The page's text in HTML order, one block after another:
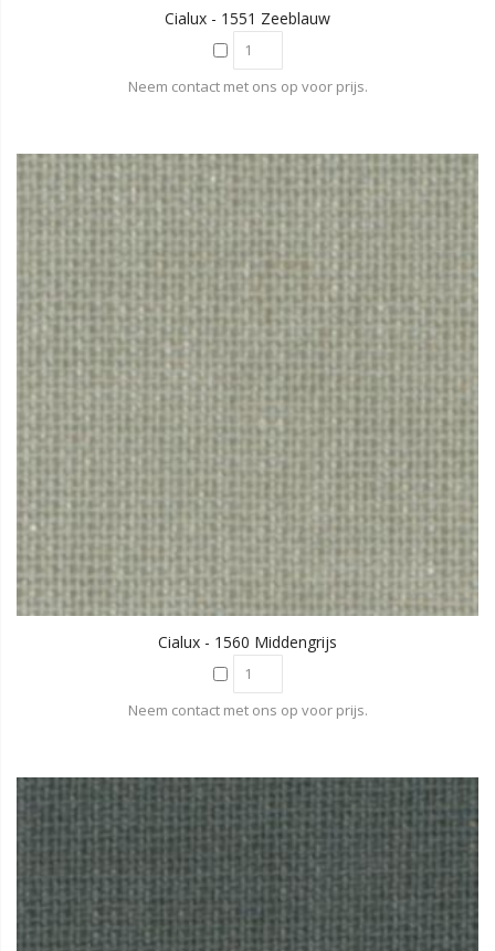
Cialux - 1551 Zeeblauw
Neem contact met ons op voor prijs.
Cialux - 1560 Middengrijs
Neem contact met ons op voor prijs.